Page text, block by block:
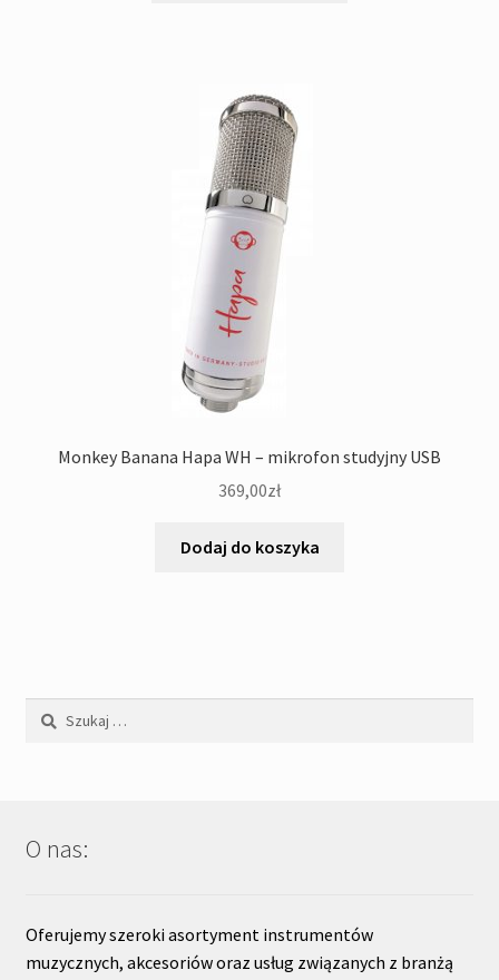
Monkey Banana Hapa WH – mikrofon studyjny USB
369,00zł
Dodaj do koszyka
Szukaj:
O nas:
Oferujemy szeroki asortyment instrumentów
muzycznych, akcesoriów oraz usług związanych z branżą